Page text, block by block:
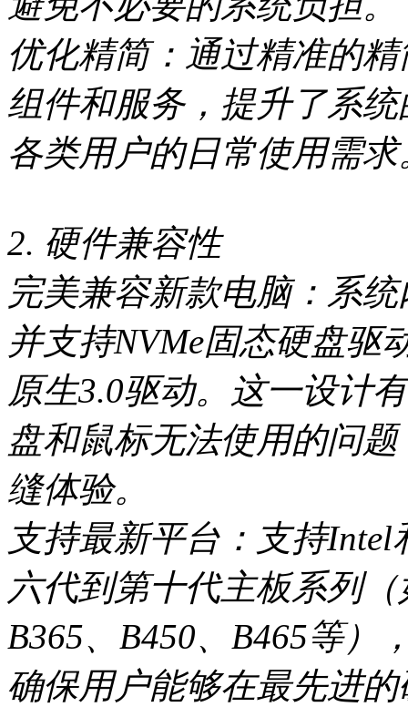
优化精简：通过精准的
组件和服务，提升了系
各类用户的日常使用需求
2. 硬件兼容性
完美兼容新款电脑：系
并支持NVMe固态硬盘驱
原生3.0驱动。这一设计
盘和鼠标无法使用的问
缝体验。
支持最新平台：支持
六代到第十代主板系列
B365、B450、B465等）
确保用户能够在最先进